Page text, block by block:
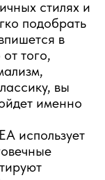
стилях и
подобрать
в
того,
вы
именно
использует